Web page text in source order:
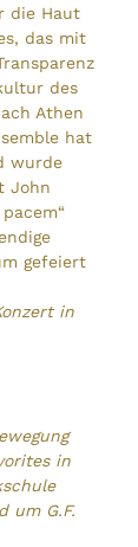
die Haut
das mit
des
Athen
hat
wurde
John
gefeiert
in
in
um G.F.